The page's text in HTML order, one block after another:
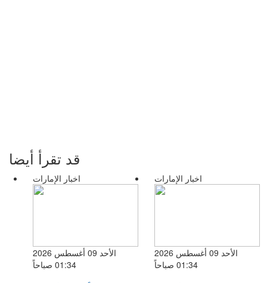
قد تقرأ أيضا
اخبار الإمارات
الأحد 09 أغسطس 2026
01:34 صباحاً
اخبار الإمارات
الأحد 09 أغسطس 2026
01:34 صباحاً